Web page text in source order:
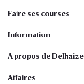
Faire ses courses
Information
A propos de Delhaize
Affaires